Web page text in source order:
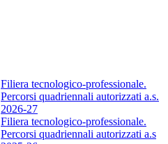
Filiera tecnologico-professionale.
Percorsi quadriennali autorizzati a.s.
2026-27
Filiera tecnologico-professionale.
Percorsi quadriennali autorizzati a.s